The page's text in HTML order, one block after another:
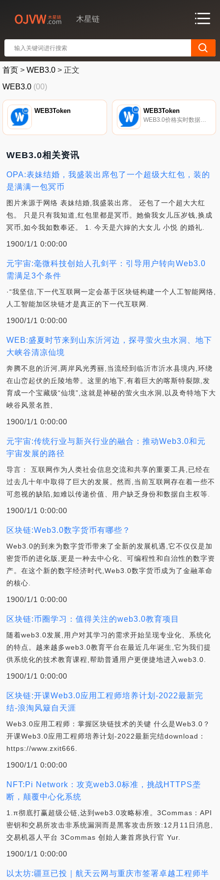
木星链
首页 > WEB3.0 > 正文
WEB3.0 (00)
WEB3Token WEB3Token
WEB3.0价格实时数据该项目由温州和广州线下团队牵头,成员拥有多家实体公司（可以实地调查）,是唯一一个敢于公开表示包含赔偿方案的项目。紧随其后的还有有影响力的推特用户来宣传该项目.
WEB3.0相关资讯
OPA:表妹结婚，我盛装出席包了一个超级大红包，装的
是满满一包冥币
图片来源于网络 表妹结婚,我盛装出席。 还包了一个超大大红
包。 只是只有我知道,红包里都是冥币。她偷我女儿压岁钱,换成
冥币,如今我如数奉还。 1. 今天是六婶的大女儿 小悦 的婚礼.
1900/1/1 0:00:00
元宇宙:毫微科技创始人孔剑平：引导用户转向Web3.0
需满足3个条件
·“我坚信,下一代互联网一定会基于区块链构建一个人工智能网络,
人工智能加区块链才是真正的下一代互联网.
1900/1/1 0:00:00
WEB:盛夏时节来到山东沂河边，探寻萤火虫水洞、地下
大峡谷清凉仙境
奔腾不息的沂河,两岸风光秀丽,当流经到临沂市沂水县境内,环绕
在山峦起伏的丘陵地带。这里的地下,有着巨大的喀斯特裂隙,发
育成一个宝藏级“仙境”,这就是神秘的萤火虫水洞,以及奇特地下大
峽谷风景名胜,
1900/1/1 0:00:00
元宇宙:传统行业与新兴行业的融合：推动Web3.0和元
宇宙发展的路径
导言： 互联网作为人类社会信息交流和共享的重要工具,已经在
过去几十年中取得了巨大的发展。然而,当前互联网存在着一些不
可忽视的缺陷,如难以传递价值、用户缺乏身份和数据自主权等.
1900/1/1 0:00:00
区块链:Web3.0数字货币有哪些？
Web3.0的到来为数字货币带来了全新的发展机遇,它不仅仅是加
密货币的进化版,更是一种去中心化、可编程性和自治性的数字资
产。在这个新的数字经济时代,Web3.0数字货币成为了金融革命
的核心.
1900/1/1 0:00:00
区块链:币圈学习：值得关注的web3.0教育项目
随着web3.0发展,用户对其学习的需求开始呈现专业化、系统化
的特点。越来越多web3.0教育平台在最近几年诞生,它为我们提
供系统化的技术教育课程,帮助普通用户更便捷地进入web3.0.
1900/1/1 0:00:00
区块链:开课Web3.0应用工程师培养计划-2022最新完
结-浪淘风簸自天涯
Web3.0应用工程师：掌握区块链技术的关键 什么是Web3.0？
开课Web3.0应用工程师培养计划-2022最新完结download：
https://www.zxit666.
1900/1/1 0:00:00
NFT:Pi Network：攻克web3.0标准，挑战HTTPS垄
断，颠覆中心化系统
1.π彻底打赢超级公链,达到web3.0攻略标准。3Commas：API
密钥和交易所攻击非系统漏洞而是黑客攻击所致:12月11日消息,
交易机器人平台 3Commas 创始人兼首席执行官 Yur.
1900/1/1 0:00:00
以太坊:疆亘已投｜航天云网与重庆市签署卓越工程师半